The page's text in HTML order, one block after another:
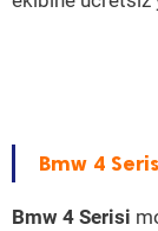
Bmw 4
Bmw 4 Serisi